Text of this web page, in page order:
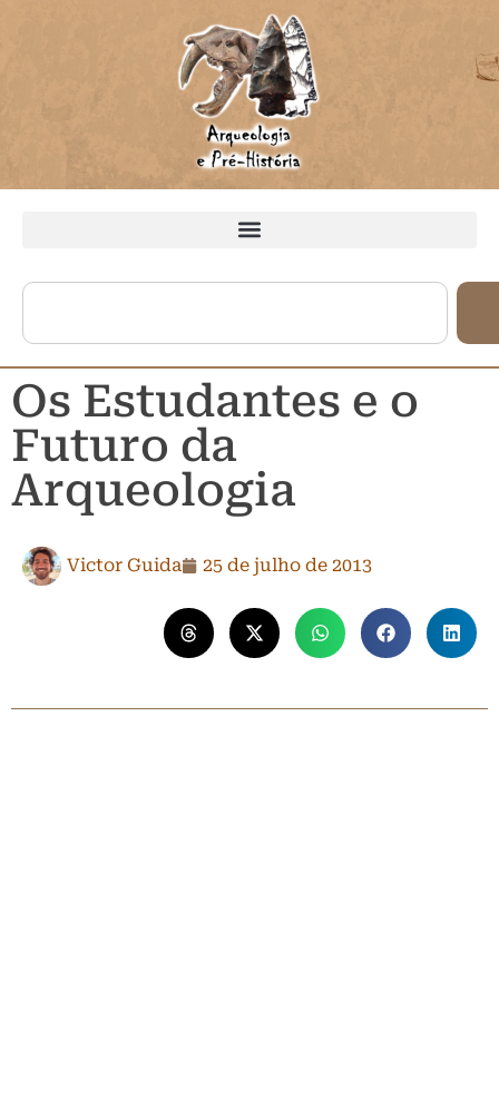
Os Estudantes e o
Futuro da
Arqueologia
Victor Guida 25 de julho de 2013